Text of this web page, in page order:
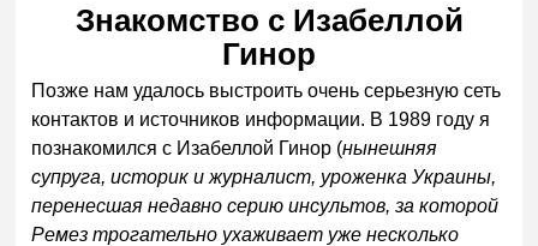
Знакомство с Изабеллой
Гинор
Позже нам удалось выстроить очень серьезную сеть
контактов и источников информации. В 1989 году я
познакомился с Изабеллой Гинор (нынешняя
супруга, историк и журналист, уроженка Украины,
перенесшая недавно серию инсультов, за которой
Ремез трогательно ухаживает уже несколько